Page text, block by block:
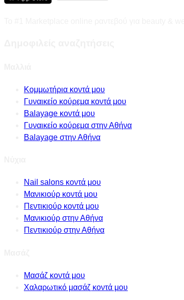
Κομμωτήρια κοντά μου
Γυναικείο κούρεμα κοντά μου
Balayage κοντά μου
Γυναικείο κούρεμα στην Αθήνα
Balayage στην Αθήνα
Nail salons κοντά μου
Μανικιούρ κοντά μου
Πεντικιούρ κοντά μου
Μανικιούρ στην Αθήνα
Πεντικιούρ στην Αθήνα
Μασάζ κοντά μου
Χαλαρωτικό μασάζ κοντά μου